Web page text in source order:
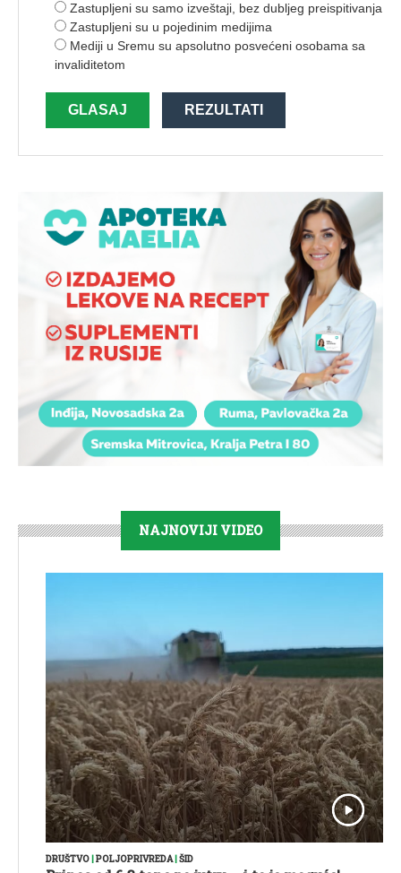
Zastupljeni su samo izveštaji, bez dubljeg preispitivanja
Zastupljeni su u pojedinim medijima
Mediji u Sremu su apsolutno posvećeni osobama sa
invaliditetom
GLASAJ REZULTATI
NAJNOVIJI VIDEO
DRUŠTVO POLJOPRIVREDA| ŠID